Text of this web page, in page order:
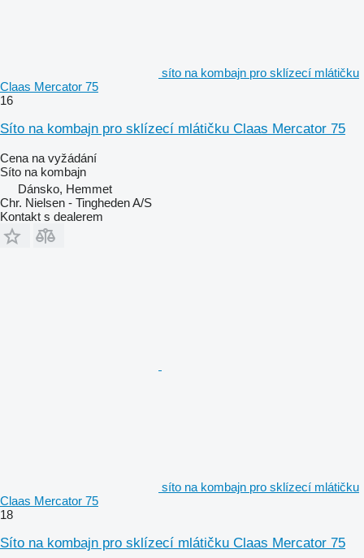
síto na kombajn pro sklízecí mlátičku
Claas Mercator 75
16
Síto na kombajn pro sklízecí mlátičku Claas Mercator 75
Cena na vyžádání
Síto na kombajn
Dánsko, Hemmet
Chr. Nielsen - Tingheden A/S
Kontakt s dealerem
síto na kombajn pro sklízecí mlátičku
Claas Mercator 75
18
Síto na kombajn pro sklízecí mlátičku Claas Mercator 75